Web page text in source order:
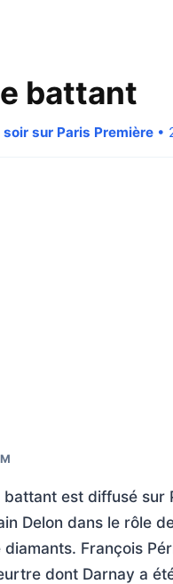
battant
soir sur Paris Première •
battant est diffusé sur
Delon dans le rôle
diamants. François
dont Darnay a